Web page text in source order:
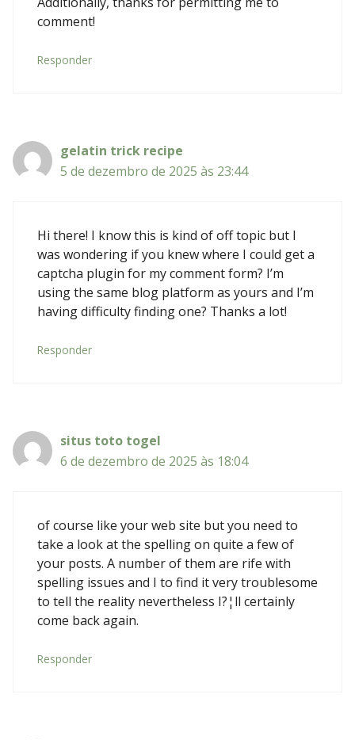
comment!
Responder
gelatin trick recipe
5 de dezembro de 2025 às 23:44
Hi there! I know this is kind of off topic but I
was wondering if you knew where I could get a
captcha plugin for my comment form? I’m
using the same blog platform as yours and I’m
having difficulty finding one? Thanks a lot!
Responder
situs toto togel
6 de dezembro de 2025 às 18:04
of course like your web site but you need to
take a look at the spelling on quite a few of
your posts. A number of them are rife with
spelling issues and I to find it very troublesome
to tell the reality nevertheless I?¦ll certainly
come back again.
Responder